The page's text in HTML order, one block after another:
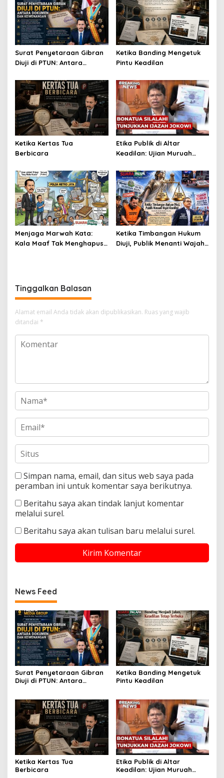
Surat Penyetaraan Gibran
Diuji di PTUN: Antara
Ketika Banding Mengetuk
Pintu Keadilan
Ketika Kertas Tua
Berbicara
Etika Publik di Altar
Keadilan: Ujian Muruah
Kejujuran
Menjaga Marwah Kata:
Kala Maaf Tak Menghapus
Ketika Timbangan Hukum
Diuji, Publik Menanti Wajah
Tinggalkan Balasan
Alamat email Anda tidak akan dipublikasikan. Ruas yang wajib
ditandai *
Simpan nama, email, dan situs web saya pada
peramban ini untuk komentar saya berikutnya.
Beritahu saya akan tindak lanjut komentar
melalui surel.
Beritahu saya akan tulisan baru melalui surel.
News Feed
Surat Penyetaraan Gibran
Diuji di PTUN: Antara
Ketika Banding Mengetuk
Pintu Keadilan
Ketika Kertas Tua
Berbicara
Etika Publik di Altar
Keadilan: Ujian Muruah